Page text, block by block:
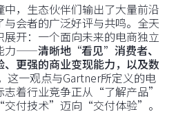
，生态伙伴们输出了大量前沿
会者的广泛好评与共鸣。全天
开：一个面向未来的电商独立
力——清晰地“看见”消费者、
更强的商业变现能力，以及数
这一观点与Gartner所定义的电
志着行业竞争正从“了解产品”
付技术”迈向“交付体验”。